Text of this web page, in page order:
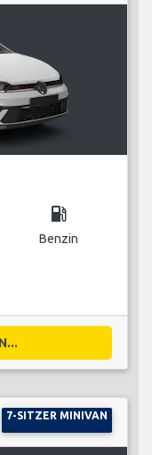
local_gas_station
Benzin
7-SITZER MINIVAN